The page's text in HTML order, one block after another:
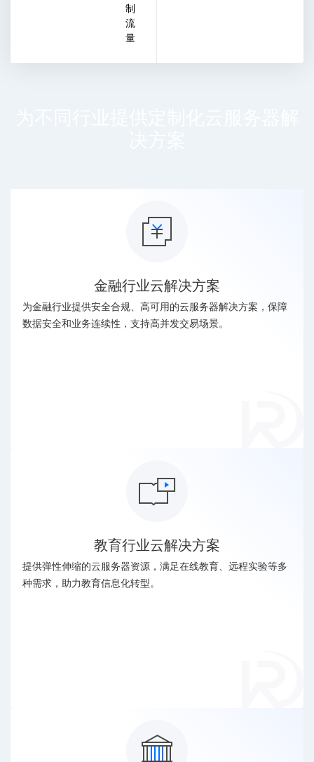
制
流
量
金融行业云解决方案
为金融行业提供安全合规、高可用的云服务器解决方案，保障
数据安全和业务连续性，支持高并发交易场景。
教育行业云解决方案
提供弹性伸缩的云服务器资源，满足在线教育、远程实验等多
种需求，助力教育信息化转型。